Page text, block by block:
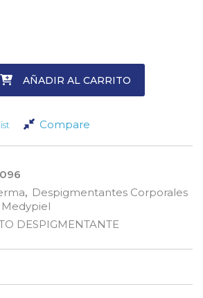
AÑADIR AL CARRITO
Compare
, Despigmentantes Corporales
Medypiel
DESPIGMENTANTE